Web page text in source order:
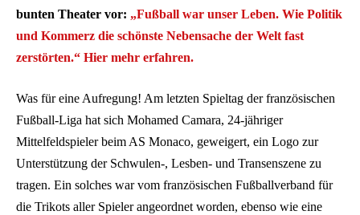
bunten Theater vor: „Fußball war unser Leben. Wie Politik
und Kommerz die schönste Nebensache der Welt fast
zerstörten.“ Hier mehr erfahren.
Was für eine Aufregung! Am letzten Spieltag der französischen
Fußball-Liga hat sich Mohamed Camara, 24-jähriger
Mittelfeldspieler beim AS Monaco, geweigert, ein Logo zur
Unterstützung der Schwulen-, Lesben- und Transenszene zu
tragen. Ein solches war vom französischen Fußballverband für
die Trikots aller Spieler angeordnet worden, ebenso wie eine